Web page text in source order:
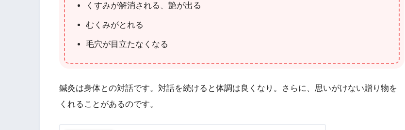
くすみが解消される、艶が出る
むくみがとれる
毛穴が目立たなくなる
鍼灸は身体との対話です。対話を続けると体調は良くなり。さらに、思いがけない贈り物を
くれることがあるのです。